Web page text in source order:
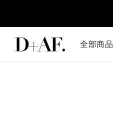
全部商品